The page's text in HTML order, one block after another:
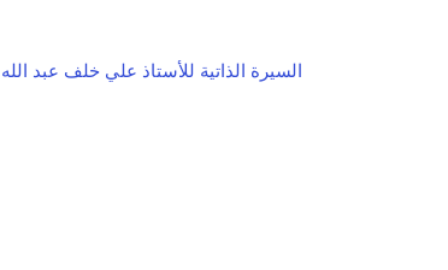
السيرة الذاتية للأستاذ علي خلف عبد الله